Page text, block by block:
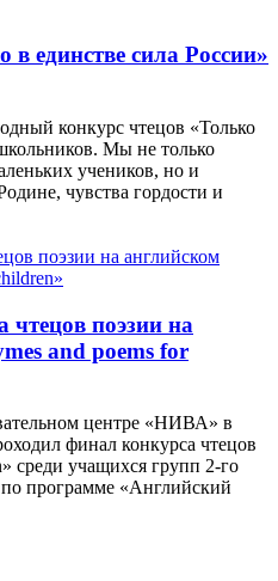
единстве сила России»
конкурс чтецов «Только
Мы не только
учеников, но и
чувства гордости и
чтецов поэзии на
and poems for
центре «НИВА» в
финал конкурса чтецов
среди учащихся групп 2-го
программе «Английский